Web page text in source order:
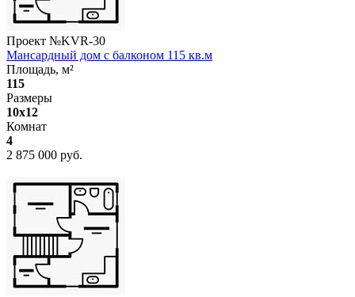
Проект №KVR-30
Мансардный дом с балконом 115 кв.м
Площадь, м²
115
Размеры
10х12
Комнат
4
2 875 000 руб.